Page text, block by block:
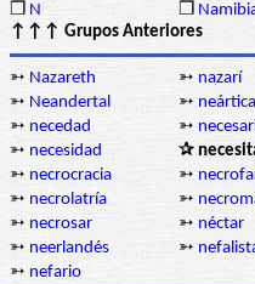
❒ N ❒
↑↑↑ Grupos Anteriores
➳ Nazareth ➳ nazarí
➳ Neandertal ➳ neártica
➳ necedad ➳
➳ necesidad ✰
➳ necrocracia ➳
➳ necrolatría ➳
➳ necrosar ➳ néctar
➳ neerlandés ➳
➳ nefario